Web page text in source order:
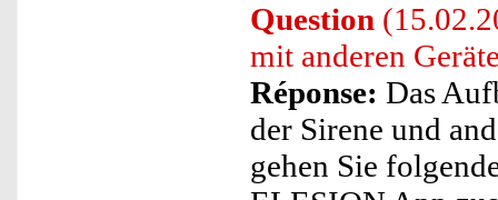
Question
mit anderen
Réponse: Das
der Sirene und
gehen Sie